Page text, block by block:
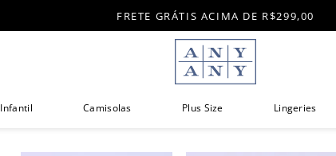
FRETE GRÁTIS ACIMA DE R$299,00
Infantil Camisolas Plus Size Lingeries